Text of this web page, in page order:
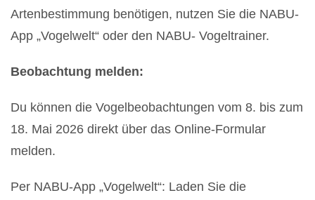
Artenbestimmung benötigen, nutzen Sie die NABU-
App „Vogelwelt“ oder den NABU- Vogeltrainer.
Beobachtung melden:
Du können die Vogelbeobachtungen vom 8. bis zum
18. Mai 2026 direkt über das Online-Formular
melden.
Per NABU-App „Vogelwelt“: Laden Sie die